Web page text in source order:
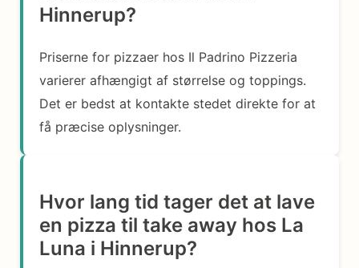
Hinnerup?
Priserne for pizzaer hos Il Padrino Pizzeria
varierer afhængigt af størrelse og toppings.
Det er bedst at kontakte stedet direkte for at
få præcise oplysninger.
Hvor lang tid tager det at lave
en pizza til take away hos La
Luna i Hinnerup?